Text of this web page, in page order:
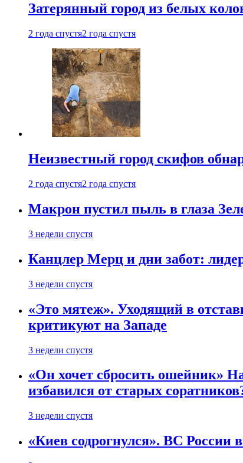
Затерянный город из белых
2 года спустя2 года спустя
Неизвестный город скифов
2 года спустя2 года спустя
Макрон пустил пыль в глаза
3 недели спустя
Канцлер Мерц и дни забот:
3 недели спустя
«Это мятеж». Уходящий в
критикуют на Западе
3 недели спустя
«Он хочет сбросить ошейник»
избавился от старых
3 недели спустя
«Киев содрогнулся». ВС России